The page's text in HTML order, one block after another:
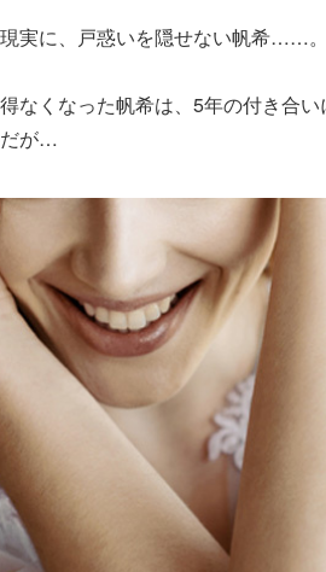
実に、戸惑いを隠せない帆希……。
なくなった帆希は、5年の付き合
だが…